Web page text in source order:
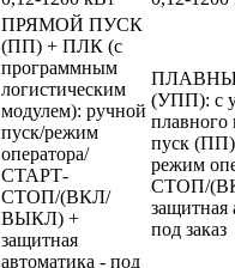
ПРЯМОЙ ПУСК
(ПП) + ПЛК (с
программным
логистическим
модулем): ручной
пуск/режим
оператора/
СТАРТ-
СТОП/(ВКЛ/
ВЫКЛ) +
защитная
автоматика - под
(УПП): с
плавного
пуск
режим
СТОП/
защитная
под заказ